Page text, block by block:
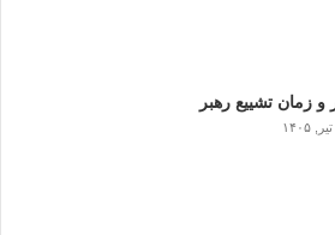
و زمان تشییع رهبر